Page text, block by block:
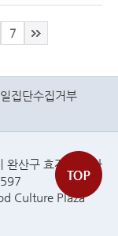
7
집단수집거부
완산구 효자로(효자
Culture Plaza